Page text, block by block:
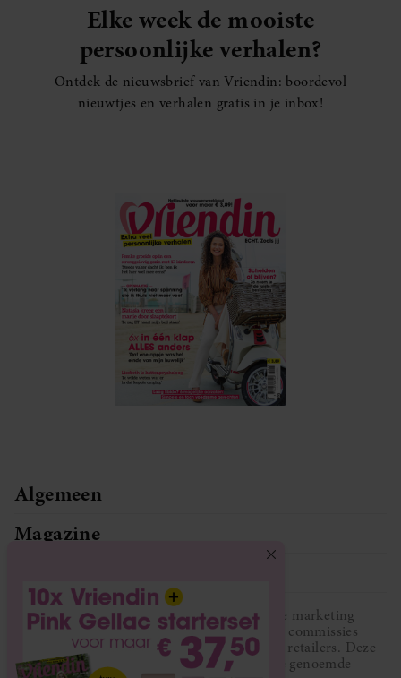
Elke week de mooiste
persoonlijke verhalen?
Ontdek de nieuwsbrief van Vriendin: boordevol
nieuwtjes en verhalen gratis in je inbox!
Algemeen
Magazine
Vriendin participeert in diverse affiliate marketing
programma’s, dat houdt in dat Vriendin commissies
ontvangt voor aankopen middels links van retailers. Deze
website wordt niet gesponsord door de genoemde